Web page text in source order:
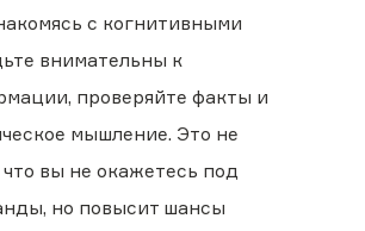
с когнитивными
внимательны к
проверяйте факты и
мышление. Это не
что вы не окажетесь под
но повысит шансы